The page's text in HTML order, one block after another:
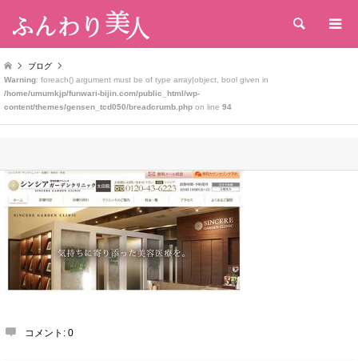
検索
ブログ
Warning: foreach() argument must be of type array|object, bool given in
/home/umumkjp/funwari-bijin.com/public_html/wp-
content/themes/gensen_tcd050/breadcrumb.php on line 94
コメント: 0